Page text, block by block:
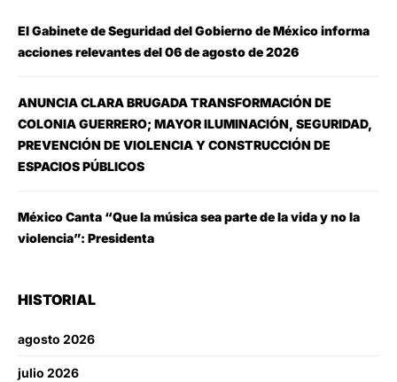
El Gabinete de Seguridad del Gobierno de México informa
acciones relevantes del 06 de agosto de 2026
ANUNCIA CLARA BRUGADA TRANSFORMACIÓN DE
COLONIA GUERRERO; MAYOR ILUMINACIÓN, SEGURIDAD,
PREVENCIÓN DE VIOLENCIA Y CONSTRUCCIÓN DE
ESPACIOS PÚBLICOS
México Canta “Que la música sea parte de la vida y no la
violencia”: Presidenta
HISTORIAL
agosto 2026
julio 2026